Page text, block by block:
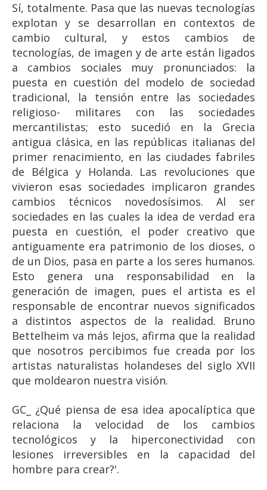
Sí, totalmente. Pasa que las nuevas tecnologías
explotan y se desarrollan en contextos de
cambio cultural, y estos cambios de
tecnologías, de imagen y de arte están ligados
a cambios sociales muy pronunciados: la
puesta en cuestión del modelo de sociedad
tradicional, la tensión entre las sociedades
religioso- militares con las sociedades
mercantilistas; esto sucedió en la Grecia
antigua clásica, en las repúblicas italianas del
primer renacimiento, en las ciudades fabriles
de Bélgica y Holanda. Las revoluciones que
vivieron esas sociedades implicaron grandes
cambios técnicos novedosísimos. Al ser
sociedades en las cuales la idea de verdad era
puesta en cuestión, el poder creativo que
antiguamente era patrimonio de los dioses, o
de un Dios, pasa en parte a los seres humanos.
Esto genera una responsabilidad en la
generación de imagen, pues el artista es el
responsable de encontrar nuevos significados
a distintos aspectos de la realidad. Bruno
Bettelheim va más lejos, afirma que la realidad
que nosotros percibimos fue creada por los
artistas naturalistas holandeses del siglo XVII
que moldearon nuestra visión.
GC_ ¿Qué piensa de esa idea apocalíptica que
relaciona la velocidad de los cambios
tecnológicos y la hiperconectividad con
lesiones irreversibles en la capacidad del
hombre para crear?'.